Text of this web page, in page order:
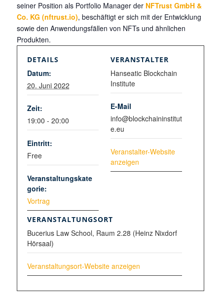
seiner Position als Portfolio Manager derNFTrust GmbH &
Co. KG (nftrust.io), beschäftigt er sich mit der Entwicklung
sowie den Anwendungsfällen von NFTs und ähnlichen
Produkten.
DETAILS
Datum:
20. Juni 2022
Zeit:
19:00 - 20:00
Eintritt:
Free
Veranstaltungskate
gorie:
Vortrag
VERANSTALTUNGSORT
Bucerius Law School, Raum 2.28 (Heinz Nixdorf
Hörsaal)
Veranstaltungsort-Website anzeigen
VERANSTALTER
Hanseatic Blockchain
Institute
E-Mail
info@blockchaininstitut
e.eu
Veranstalter-Website
anzeigen